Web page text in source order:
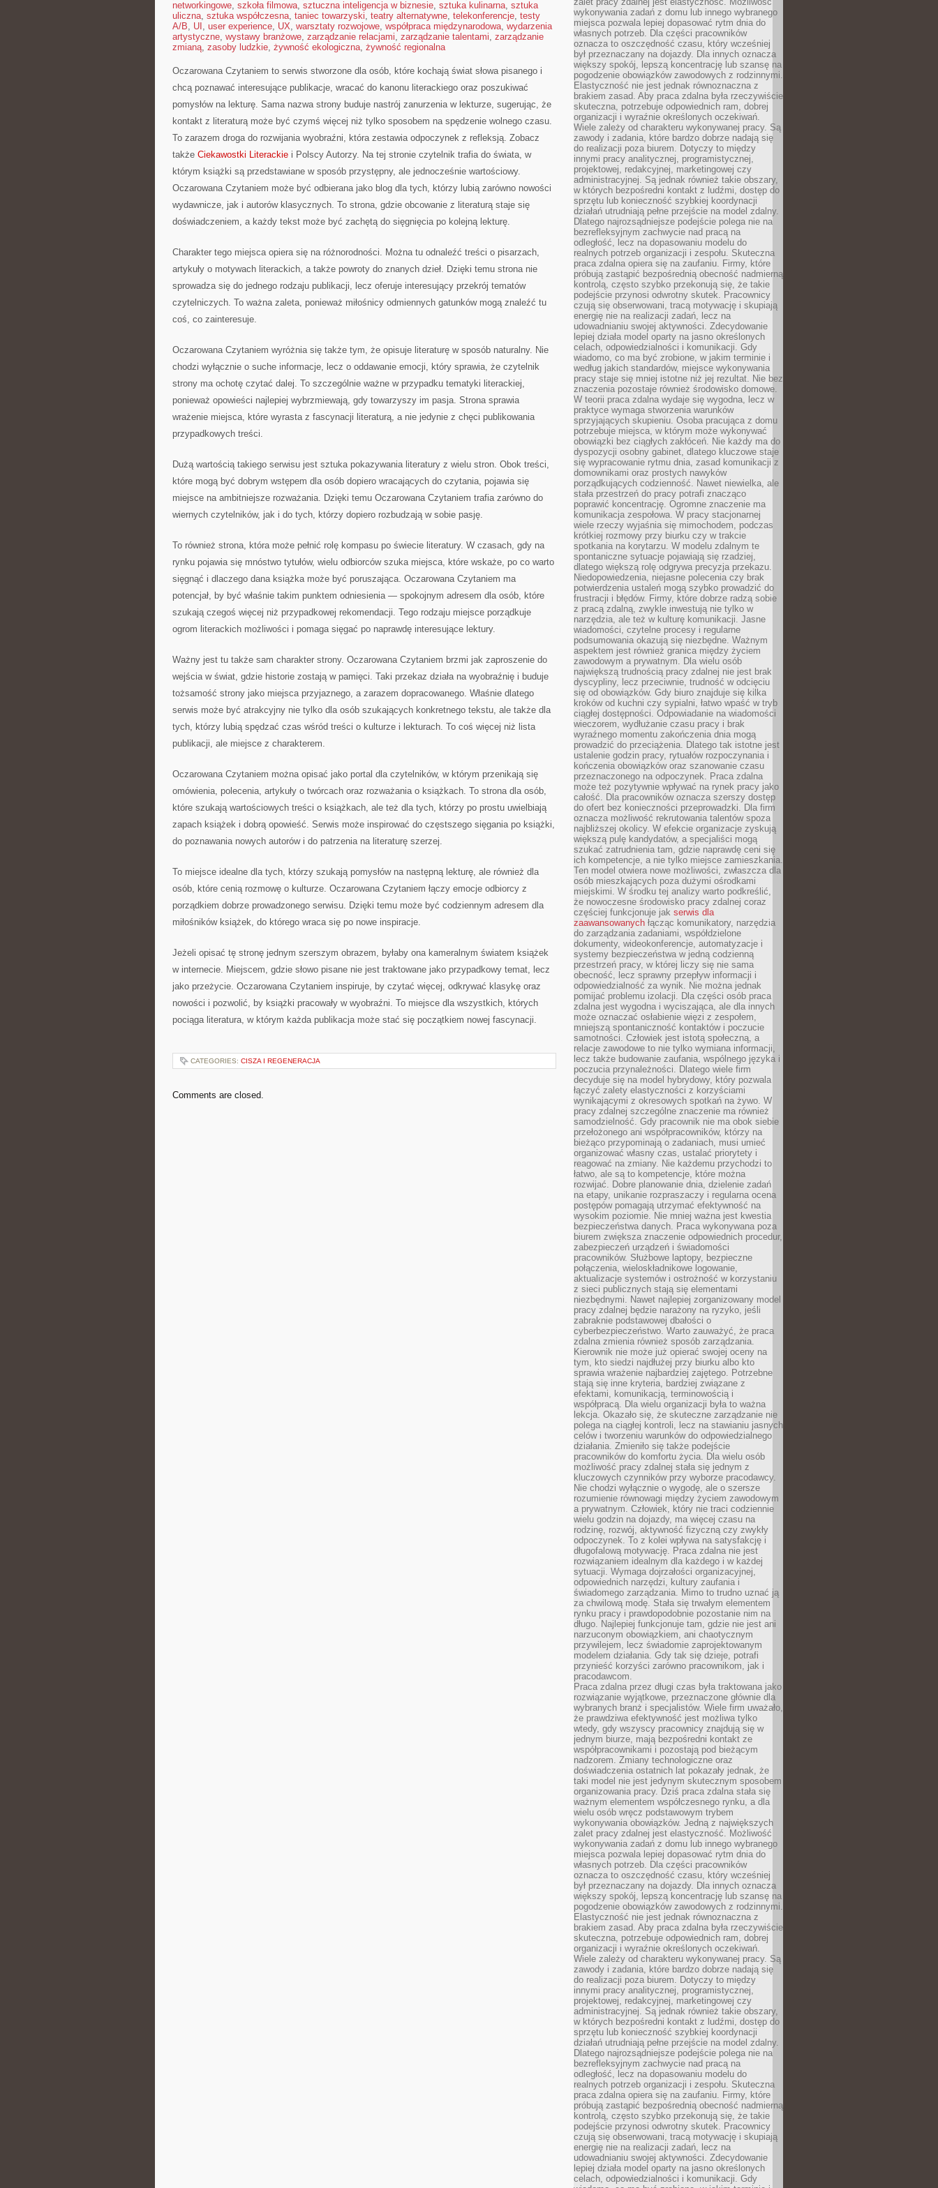
networkingowe, szkoła filmowa, sztuczna inteligencja w biznesie, sztuka kulinarna, sztuka
uliczna, sztuka współczesna, taniec towarzyski, teatry alternatywne, telekonferencje, testy
A/B, UI , user experience, UX, warsztaty rozwojowe, współpraca międzynarodowa, wydarzenia
artystyczne, wystawy branżowe, zarządzanie relacjami, zarządzanie talentami, zarządzanie
zmianą, zasoby ludzkie, żywność ekologiczna, żywność regionalna
Oczarowana Czytaniem to serwis stworzone dla osób, które kochają świat słowa pisanego i
chcą poznawać interesujące publikacje, wracać do kanonu literackiego oraz poszukiwać
pomysłów na lekturę. Sama nazwa strony buduje nastrój zanurzenia w lekturze, sugerując, że
kontakt z literaturą może być czymś więcej niż tylko sposobem na spędzenie wolnego czasu.
To zarazem droga do rozwijania wyobraźni, która zestawia odpoczynek z refleksją. Zobacz
także Ciekawostki Literackie i Polscy Autorzy. Na tej stronie czytelnik trafia do świata, w
którym książki są przedstawiane w sposób przystępny, ale jednocześnie wartościowy.
Oczarowana Czytaniem może być odbierana jako blog dla tych, którzy lubią zarówno nowości
wydawnicze, jak i autorów klasycznych. To strona, gdzie obcowanie z literaturą staje się
doświadczeniem, a każdy tekst może być zachętą do sięgnięcia po kolejną lekturę.
Charakter tego miejsca opiera się na różnorodności. Można tu odnaleźć treści o pisarzach,
artykuły o motywach literackich, a także powroty do znanych dzieł. Dzięki temu strona nie
sprowadza się do jednego rodzaju publikacji, lecz oferuje interesujący przekrój tematów
czytelniczych. To ważna zaleta, ponieważ miłośnicy odmiennych gatunków mogą znaleźć tu
coś, co zainteresuje.
Oczarowana Czytaniem wyróżnia się także tym, że opisuje literaturę w sposób naturalny. Nie
chodzi wyłącznie o suche informacje, lecz o oddawanie emocji, który sprawia, że czytelnik
strony ma ochotę czytać dalej. To szczególnie ważne w przypadku tematyki literackiej,
ponieważ opowieści najlepiej wybrzmiewają, gdy towarzyszy im pasja. Strona sprawia
wrażenie miejsca, które wyrasta z fascynacji literaturą, a nie jedynie z chęci publikowania
przypadkowych treści.
Dużą wartością takiego serwisu jest sztuka pokazywania literatury z wielu stron. Obok treści,
które mogą być dobrym wstępem dla osób dopiero wracających do czytania, pojawia się
miejsce na ambitniejsze rozważania. Dzięki temu Oczarowana Czytaniem trafia zarówno do
wiernych czytelników, jak i do tych, którzy dopiero rozbudzają w sobie pasję.
To również strona, która może pełnić rolę kompasu po świecie literatury. W czasach, gdy na
rynku pojawia się mnóstwo tytułów, wielu odbiorców szuka miejsca, które wskaże, po co warto
sięgnąć i dlaczego dana książka może być poruszająca. Oczarowana Czytaniem ma
potencjał, by być właśnie takim punktem odniesienia — spokojnym adresem dla osób, które
szukają czegoś więcej niż przypadkowej rekomendacji. Tego rodzaju miejsce porządkuje
ogrom literackich możliwości i pomaga sięgać po naprawdę interesujące lektury.
Ważny jest tu także sam charakter strony. Oczarowana Czytaniem brzmi jak zaproszenie do
wejścia w świat, gdzie historie zostają w pamięci. Taki przekaz działa na wyobraźnię i buduje
tożsamość strony jako miejsca przyjaznego, a zarazem dopracowanego. Właśnie dlatego
serwis może być atrakcyjny nie tylko dla osób szukających konkretnego tekstu, ale także dla
tych, którzy lubią spędzać czas wśród treści o kulturze i lekturach. To coś więcej niż lista
publikacji, ale miejsce z charakterem.
Oczarowana Czytaniem można opisać jako portal dla czytelników, w którym przenikają się
omówienia, polecenia, artykuły o twórcach oraz rozważania o książkach. To strona dla osób,
które szukają wartościowych treści o książkach, ale też dla tych, którzy po prostu uwielbiają
zapach książek i dobrą opowieść. Serwis może inspirować do częstszego sięgania po książki,
do poznawania nowych autorów i do patrzenia na literaturę szerzej.
To miejsce idealne dla tych, którzy szukają pomysłów na następną lekturę, ale również dla
osób, które cenią rozmowę o kulturze. Oczarowana Czytaniem łączy emocje odbiorcy z
porządkiem dobrze prowadzonego serwisu. Dzięki temu może być codziennym adresem dla
miłośników książek, do którego wraca się po nowe inspiracje.
Jeżeli opisać tę stronę jednym szerszym obrazem, byłaby ona kameralnym światem książek
w internecie. Miejscem, gdzie słowo pisane nie jest traktowane jako przypadkowy temat, lecz
jako przeżycie. Oczarowana Czytaniem inspiruje, by czytać więcej, odkrywać klasykę oraz
nowości i pozwolić, by książki pracowały w wyobraźni. To miejsce dla wszystkich, których
pociąga literatura, w którym każda publikacja może stać się początkiem nowej fascynacji.
CATEGORIES: CISZA I REGENERACJA
Comments are closed.
wykonywania zadań z domu lub innego wybranego
miejsca pozwala lepiej dopasować rytm dnia do
własnych potrzeb. Dla części pracowników
oznacza to oszczędność czasu, który wcześniej
był przeznaczany na dojazdy. Dla innych oznacza
większy spokój, lepszą koncentrację lub szansę na
pogodzenie obowiązków zawodowych z rodzinnymi.
Elastyczność nie jest jednak równoznaczna z
brakiem zasad. Aby praca zdalna była rzeczywiście
skuteczna, potrzebuje odpowiednich ram, dobrej
organizacji i wyraźnie określonych oczekiwań.
Wiele zależy od charakteru wykonywanej pracy. Są
zawody i zadania, które bardzo dobrze nadają się
do realizacji poza biurem. Dotyczy to między
innymi pracy analitycznej, programistycznej,
projektowej, redakcyjnej, marketingowej czy
administracyjnej. Są jednak również takie obszary,
w których bezpośredni kontakt z ludźmi, dostęp do
sprzętu lub konieczność szybkiej koordynacji
działań utrudniają pełne przejście na model zdalny.
Dlatego najrozsądniejsze podejście polega nie na
bezrefleksyjnym zachwycie nad pracą na
odległość, lecz na dopasowaniu modelu do
realnych potrzeb organizacji i zespołu. Skuteczna
praca zdalna opiera się na zaufaniu. Firmy, które
próbują zastąpić bezpośrednią obecność nadmierną
kontrolą, często szybko przekonują się, że takie
podejście przynosi odwrotny skutek. Pracownicy
czują się obserwowani, tracą motywację i skupiają
energię nie na realizacji zadań, lecz na
udowadnianiu swojej aktywności. Zdecydowanie
lepiej działa model oparty na jasno określonych
celach, odpowiedzialności i komunikacji. Gdy
wiadomo, co ma być zrobione, w jakim terminie i
według jakich standardów, miejsce wykonywania
pracy staje się mniej istotne niż jej rezultat. Nie bez
znaczenia pozostaje również środowisko domowe.
W teorii praca zdalna wydaje się wygodna, lecz w
praktyce wymaga stworzenia warunków
sprzyjających skupieniu. Osoba pracująca z domu
potrzebuje miejsca, w którym może wykonywać
obowiązki bez ciągłych zakłóceń. Nie każdy ma do
dyspozycji osobny gabinet, dlatego kluczowe staje
się wypracowanie rytmu dnia, zasad komunikacji z
domownikami oraz prostych nawyków
porządkujących codzienność. Nawet niewielka, ale
stała przestrzeń do pracy potrafi znacząco
poprawić koncentrację. Ogromne znaczenie ma
komunikacja zespołowa. W pracy stacjonarnej
wiele rzeczy wyjaśnia się mimochodem, podczas
krótkiej rozmowy przy biurku czy w trakcie
spotkania na korytarzu. W modelu zdalnym te
spontaniczne sytuacje pojawiają się rzadziej,
dlatego większą rolę odgrywa precyzja przekazu.
Niedopowiedzenia, niejasne polecenia czy brak
potwierdzenia ustaleń mogą szybko prowadzić do
frustracji i błędów. Firmy, które dobrze radzą sobie
z pracą zdalną, zwykle inwestują nie tylko w
narzędzia, ale też w kulturę komunikacji. Jasne
wiadomości, czytelne procesy i regularne
podsumowania okazują się niezbędne. Ważnym
aspektem jest również granica między życiem
zawodowym a prywatnym. Dla wielu osób
największą trudnością pracy zdalnej nie jest brak
dyscypliny, lecz przeciwnie, trudność w odcięciu
się od obowiązków. Gdy biuro znajduje się kilka
kroków od kuchni czy sypialni, łatwo wpaść w tryb
ciągłej dostępności. Odpowiadanie na wiadomości
wieczorem, wydłużanie czasu pracy i brak
wyraźnego momentu zakończenia dnia mogą
prowadzić do przeciążenia. Dlatego tak istotne jest
ustalenie godzin pracy, rytuałów rozpoczynania i
kończenia obowiązków oraz szanowanie czasu
przeznaczonego na odpoczynek. Praca zdalna
może też pozytywnie wpływać na rynek pracy jako
całość. Dla pracowników oznacza szerszy dostęp
do ofert bez konieczności przeprowadzki. Dla firm
oznacza możliwość rekrutowania talentów spoza
najbliższej okolicy. W efekcie organizacje zyskują
większą pulę kandydatów, a specjaliści mogą
szukać zatrudnienia tam, gdzie naprawdę ceni się
ich kompetencje, a nie tylko miejsce zamieszkania.
Ten model otwiera nowe możliwości, zwłaszcza dla
osób mieszkających poza dużymi ośrodkami
miejskimi. W środku tej analizy warto podkreślić,
że nowoczesne środowisko pracy zdalnej coraz
częściej funkcjonuje jak serwis dla
zaawansowanych łącząc komunikatory, narzędzia
do zarządzania zadaniami, współdzielone
dokumenty, wideokonferencje, automatyzacje i
systemy bezpieczeństwa w jedną codzienną
przestrzeń pracy, w której liczy się nie sama
obecność, lecz sprawny przepływ informacji i
odpowiedzialność za wynik. Nie można jednak
pomijać problemu izolacji. Dla części osób praca
zdalna jest wygodna i wyciszająca, ale dla innych
może oznaczać osłabienie więzi z zespołem,
mniejszą spontaniczność kontaktów i poczucie
samotności. Człowiek jest istotą społeczną, a
relacje zawodowe to nie tylko wymiana informacji,
lecz także budowanie zaufania, wspólnego języka i
poczucia przynależności. Dlatego wiele firm
decyduje się na model hybrydowy, który pozwala
łączyć zalety elastyczności z korzyściami
wynikającymi z okresowych spotkań na żywo. W
pracy zdalnej szczególne znaczenie ma również
samodzielność. Gdy pracownik nie ma obok siebie
przełożonego ani współpracowników, którzy na
bieżąco przypominają o zadaniach, musi umieć
organizować własny czas, ustalać priorytety i
reagować na zmiany. Nie każdemu przychodzi to
łatwo, ale są to kompetencje, które można
rozwijać. Dobre planowanie dnia, dzielenie zadań
na etapy, unikanie rozpraszaczy i regularna ocena
postępów pomagają utrzymać efektywność na
wysokim poziomie. Nie mniej ważna jest kwestia
bezpieczeństwa danych. Praca wykonywana poza
biurem zwiększa znaczenie odpowiednich procedur,
zabezpieczeń urządzeń i świadomości
pracowników. Służbowe laptopy, bezpieczne
połączenia, wieloskładnikowe logowanie,
aktualizacje systemów i ostrożność w korzystaniu
z sieci publicznych stają się elementami
niezbędnymi. Nawet najlepiej zorganizowany model
pracy zdalnej będzie narażony na ryzyko, jeśli
zabraknie podstawowej dbałości o
cyberbezpieczeństwo. Warto zauważyć, że praca
zdalna zmienia również sposób zarządzania.
Kierownik nie może już opierać swojej oceny na
tym, kto siedzi najdłużej przy biurku albo kto
sprawia wrażenie najbardziej zajętego. Potrzebne
stają się inne kryteria, bardziej związane z
efektami, komunikacją, terminowością i
współpracą. Dla wielu organizacji była to ważna
lekcja. Okazało się, że skuteczne zarządzanie nie
polega na ciągłej kontroli, lecz na stawianiu jasnych
celów i tworzeniu warunków do odpowiedzialnego
działania. Zmieniło się także podejście
pracowników do komfortu życia. Dla wielu osób
możliwość pracy zdalnej stała się jednym z
kluczowych czynników przy wyborze pracodawcy.
Nie chodzi wyłącznie o wygodę, ale o szersze
rozumienie równowagi między życiem zawodowym
a prywatnym. Człowiek, który nie traci codziennie
wielu godzin na dojazdy, ma więcej czasu na
rodzinę, rozwój, aktywność fizyczną czy zwykły
odpoczynek. To z kolei wpływa na satysfakcję i
długofalową motywację. Praca zdalna nie jest
rozwiązaniem idealnym dla każdego i w każdej
sytuacji. Wymaga dojrzałości organizacyjnej,
odpowiednich narzędzi, kultury zaufania i
świadomego zarządzania. Mimo to trudno uznać ją
za chwilową modę. Stała się trwałym elementem
rynku pracy i prawdopodobnie pozostanie nim na
długo. Najlepiej funkcjonuje tam, gdzie nie jest ani
narzuconym obowiązkiem, ani chaotycznym
przywilejem, lecz świadomie zaprojektowanym
modelem działania. Gdy tak się dzieje, potrafi
przynieść korzyści zarówno pracownikom, jak i
pracodawcom.
Praca zdalna przez długi czas była traktowana jako
rozwiązanie wyjątkowe, przeznaczone głównie dla
wybranych branż i specjalistów. Wiele firm uważało,
że prawdziwa efektywność jest możliwa tylko
wtedy, gdy wszyscy pracownicy znajdują się w
jednym biurze, mają bezpośredni kontakt ze
współpracownikami i pozostają pod bieżącym
nadzorem. Zmiany technologiczne oraz
doświadczenia ostatnich lat pokazały jednak, że
taki model nie jest jedynym skutecznym sposobem
organizowania pracy. Dziś praca zdalna stała się
ważnym elementem współczesnego rynku, a dla
wielu osób wręcz podstawowym trybem
wykonywania obowiązków. Jedną z największych
zalet pracy zdalnej jest elastyczność. Możliwość
wykonywania zadań z domu lub innego wybranego
miejsca pozwala lepiej dopasować rytm dnia do
własnych potrzeb. Dla części pracowników
oznacza to oszczędność czasu, który wcześniej
był przeznaczany na dojazdy. Dla innych oznacza
większy spokój, lepszą koncentrację lub szansę na
pogodzenie obowiązków zawodowych z rodzinnymi.
Elastyczność nie jest jednak równoznaczna z
brakiem zasad. Aby praca zdalna była rzeczywiście
skuteczna, potrzebuje odpowiednich ram, dobrej
organizacji i wyraźnie określonych oczekiwań.
Wiele zależy od charakteru wykonywanej pracy. Są
zawody i zadania, które bardzo dobrze nadają się
do realizacji poza biurem. Dotyczy to między
innymi pracy analitycznej, programistycznej,
projektowej, redakcyjnej, marketingowej czy
administracyjnej. Są jednak również takie obszary,
w których bezpośredni kontakt z ludźmi, dostęp do
sprzętu lub konieczność szybkiej koordynacji
działań utrudniają pełne przejście na model zdalny.
Dlatego najrozsądniejsze podejście polega nie na
bezrefleksyjnym zachwycie nad pracą na
odległość, lecz na dopasowaniu modelu do
realnych potrzeb organizacji i zespołu. Skuteczna
praca zdalna opiera się na zaufaniu. Firmy, które
próbują zastąpić bezpośrednią obecność nadmierną
kontrolą, często szybko przekonują się, że takie
podejście przynosi odwrotny skutek. Pracownicy
czują się obserwowani, tracą motywację i skupiają
energię nie na realizacji zadań, lecz na
udowadnianiu swojej aktywności. Zdecydowanie
lepiej działa model oparty na jasno określonych
celach, odpowiedzialności i komunikacji. Gdy